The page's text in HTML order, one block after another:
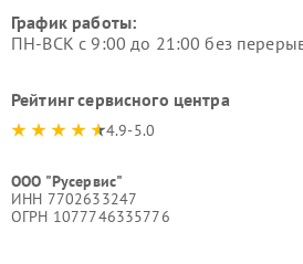
График работы:
ПН-ВСК с 9:00 до 21:00 без
Рейтинг сервисного центра
4.9-5.0
ООО "Русервис"
ИНН 7702633247
ОГРН 1077746335776